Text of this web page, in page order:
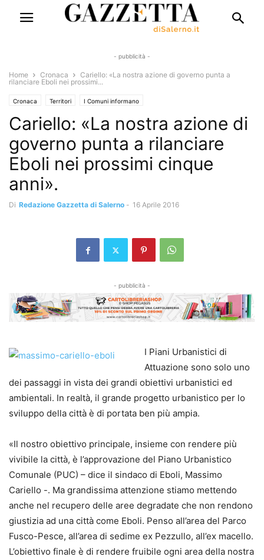
- pubblicità -
Home Cronaca
Cariello: «La nostra azione di governo punta a
rilanciare Eboli nei prossimi...
Cronaca Territori I Comuni informano
Cariello: «La nostra azione di
governo punta a rilanciare
Eboli nei prossimi cinque
anni».
Di Redazione Gazzetta di Salerno - 16 Aprile 2016
- pubblicità -
I Piani Urbanistici di
Attuazione sono solo uno
dei passaggi in vista dei grandi obiettivi urbanistici ed
ambientali. In realtà, il grande progetto urbanistico per lo
sviluppo della città è di portata ben più ampia.
«Il nostro obiettivo principale, insieme con rendere più
vivibile la città, è l’approvazione del Piano Urbanistico
Comunale (PUC) – dice il sindaco di Eboli, Massimo
Cariello -. Ma grandissima attenzione stiamo mettendo
anche nel recupero delle aree degradate che non rendono
giustizia ad una città come Eboli. Penso all’area del Parco
Fusco-Pesce, all’area di sedime ex Pezzullo, all’ex macello.
L’obiettivo finale è di rendere fruibile ogni area della nostra